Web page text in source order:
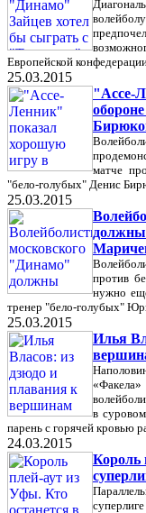
Европейской
25.03.2015
"Ассе-
матче
"бело-голубых" Денис
25.03.2015
должны
против
нужно
тренер "бело-голубых"
25.03.2015
Илья
в
парень с горячей кровью
24.03.2015
Король